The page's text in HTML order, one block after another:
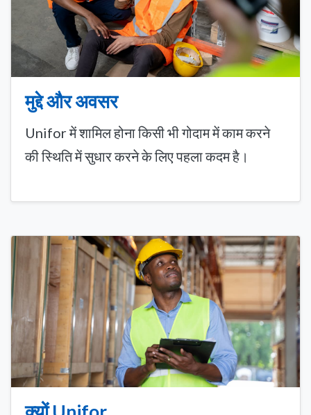
मुद्दे और अवसर
Unifor में शामिल होना किसी भी गोदाम में काम करने
की स्थिति में सुधार करने के लिए पहला कदम है।